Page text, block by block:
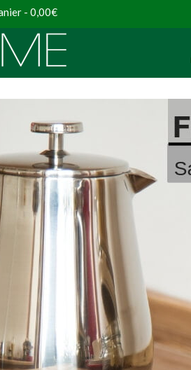
- 0,00€